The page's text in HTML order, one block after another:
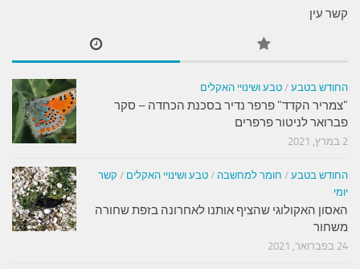
קשר עין
החודש בטבע / טבע ושינויי האקלים
"צמריר הקדד" פרפר נדיר בסכנת הכחדה – סקר
פברואר לניטור פרפרים
2 במרץ, 2021
החודש בטבע / חומר למחשבה / טבע ושינויי האקלים / קשר
יומי
האסון האקולוגי שהציף אותנו לאחרונה בזפת שחורה
משחור
24 בפברואר, 2021